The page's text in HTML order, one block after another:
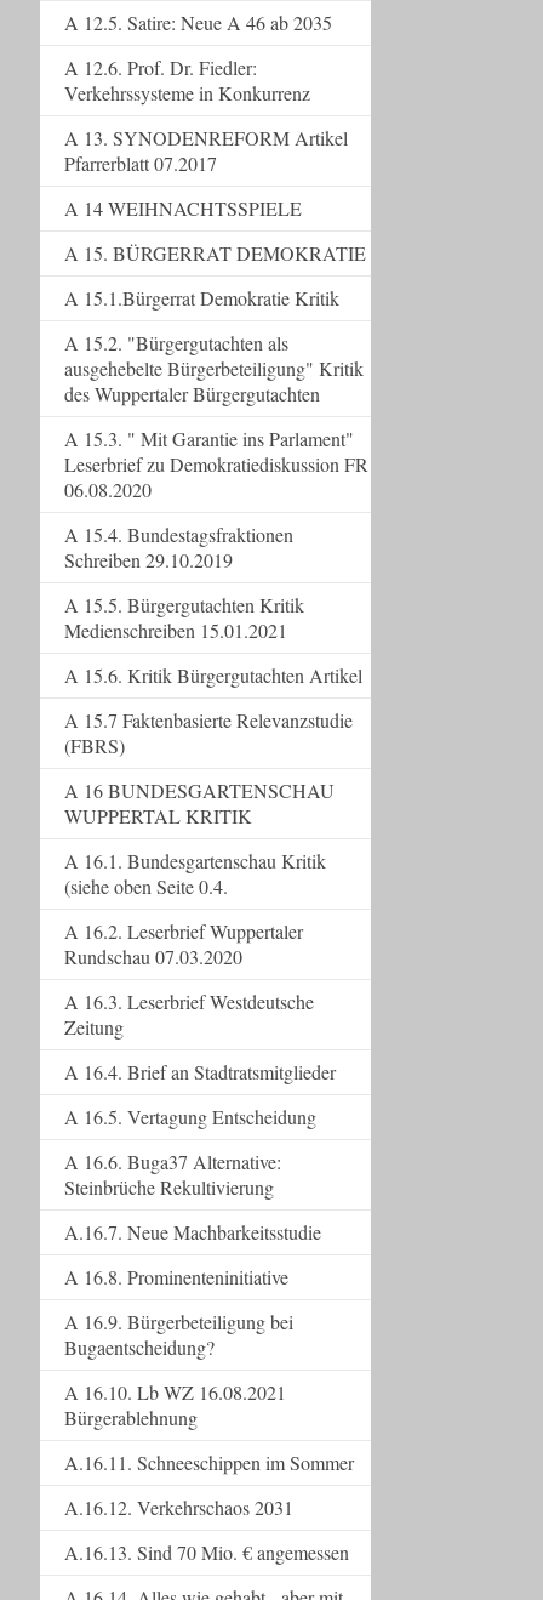
A 12.5. Satire: Neue A 46 ab 2035
A 12.6. Prof. Dr. Fiedler:
Verkehrssysteme in Konkurrenz
A 13. SYNODENREFORM Artikel
Pfarrerblatt 07.2017
A 14 WEIHNACHTSSPIELE
A 15. BÜRGERRAT DEMOKRATIE
A 15.1.Bürgerrat Demokratie Kritik
A 15.2. "Bürgergutachten als
ausgehebelte Bürgerbeteiligung" Kritik
des Wuppertaler Bürgergutachten
A 15.3. " Mit Garantie ins Parlament"
Leserbrief zu Demokratiediskussion FR
06.08.2020
A 15.4. Bundestagsfraktionen
Schreiben 29.10.2019
A 15.5. Bürgergutachten Kritik
Medienschreiben 15.01.2021
A 15.6. Kritik Bürgergutachten Artikel
A 15.7 Faktenbasierte Relevanzstudie
(FBRS)
A 16 BUNDESGARTENSCHAU
WUPPERTAL KRITIK
A 16.1. Bundesgartenschau Kritik
(siehe oben Seite 0.4.
A 16.2. Leserbrief Wuppertaler
Rundschau 07.03.2020
A 16.3. Leserbrief Westdeutsche
Zeitung
A 16.4. Brief an Stadtratsmitglieder
A 16.5. Vertagung Entscheidung
A 16.6. Buga37 Alternative:
Steinbrüche Rekultivierung
A.16.7. Neue Machbarkeitsstudie
A 16.8. Prominenteninitiative
A 16.9. Bürgerbeteiligung bei
Bugaentscheidung?
A 16.10. Lb WZ 16.08.2021
Bürgerablehnung
A.16.11. Schneeschippen im Sommer
A.16.12. Verkehrschaos 2031
A.16.13. Sind 70 Mio. € angemessen